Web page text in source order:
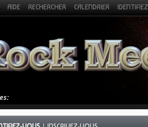
AIDE RECHERCHER CALENDRIER